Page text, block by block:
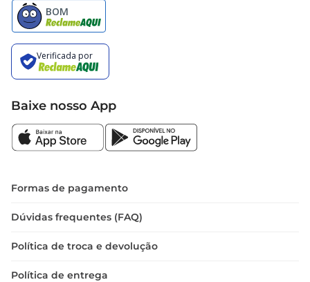
Baixe nosso App
Formas de pagamento
Dúvidas frequentes (FAQ)
Política de troca e devolução
Política de entrega